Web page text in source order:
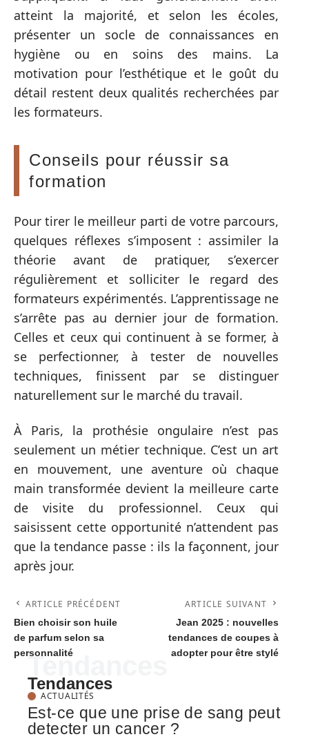
atteint la majorité, et selon les écoles,
présenter un socle de connaissances en
hygiène ou en soins des mains. La
motivation pour l’esthétique et le goût du
détail restent deux qualités recherchées par
les formateurs.
Conseils pour réussir sa
formation
Pour tirer le meilleur parti de votre parcours,
quelques réflexes s’imposent : assimiler la
théorie avant de pratiquer, s’exercer
régulièrement et solliciter le regard des
formateurs expérimentés. L’apprentissage ne
s’arrête pas au dernier jour de formation.
Celles et ceux qui continuent à se former, à
se perfectionner, à tester de nouvelles
techniques, finissent par se distinguer
naturellement sur le marché du travail.
À Paris, la prothésie ongulaire n’est pas
seulement un métier technique. C’est un art
en mouvement, une aventure où chaque
main transformée devient la meilleure carte
de visite du professionnel. Ceux qui
saisissent cette opportunité n’attendent pas
que la tendance passe : ils la façonnent, jour
après jour.
ARTICLE PRÉCÉDENT
Bien choisir son huile
de parfum selon sa
personnalité
ARTICLE SUIVANT
Jean 2025 : nouvelles
tendances de coupes à
adopter pour être stylé
Tendances
Tendances
ACTUALITÉS
Est-ce que une prise de sang peut
detecter un cancer ?